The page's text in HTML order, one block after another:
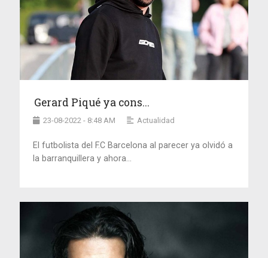
Gerard Piqué ya cons...
23-08-2022 - 8:48 AM Actualidad
El futbolista del F.C Barcelona al parecer ya olvidó a
la barranquillera y ahora...